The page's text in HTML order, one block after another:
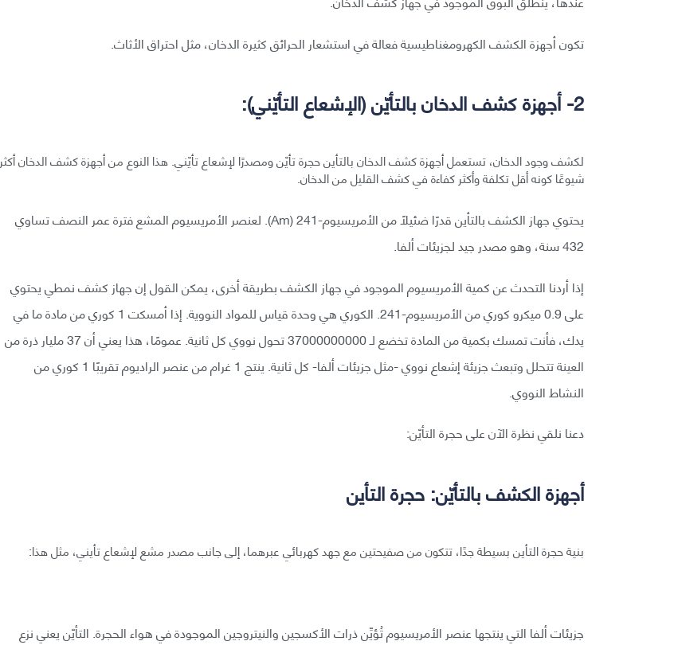
تكون أجهزة الكشف الكهرومغناطيسية فعالة في استشعار الحرائق كثيرة الدخان، مثل احتراق الأثاث.
2- أجهزة كشف الدخان بالتأيّن (الإشعاع التأيّني):
لكشف وجود الدخان، تستعمل أجهزة كشف الدخان بالتأين حجرة تأيّن ومصدرًا لإشعاع تأيّني. هذا النوع من أجهزة كشف الدخان أكثر
شيوعًا كونه أقل تكلفة وأكثر كفاءة في كشف القليل من الدخان.
يحتوي جهاز الكشف بالتأين قدرًا ضئيلًا من الأمريسيوم-241 (Am). لعنصر الأمريسيوم المشع فترة عمر النصف تساوي
432 سنة، وهو مصدر جيد لجزيئات ألفا.
إذا أردنا التحدث عن كمية الأمريسيوم الموجود في جهاز الكشف بطريقة أخرى، يمكن القول إن جهاز كشف نمطي يحتوي
على 0.9 ميكرو كوري من الأمريسيوم-241. الكوري هي وحدة قياس للمواد النووية. إذا أمسكت 1 كوري من مادة ما في
يدك، فأنت تمسك بكمية من المادة تخضع لـ 37000000000 تحول نووي كل ثانية. عمومًا، هذا يعني أن 37 مليار ذرة من
العينة تتحلل وتبعث جزيئة إشعاع نووي -مثل جزيئات ألفا- كل ثانية. ينتج 1 غرام من عنصر الراديوم تقريبًا 1 كوري من
النشاط النووي.
دعنا نلقي نظرة الآن على حجرة التأيّن:
أجهزة الكشف بالتأيّن: حجرة التأين
بنية حجرة التأين بسيطة جدًا، تتكون من صفيحتين مع جهد كهربائي عبرهما، إلى جانب مصدر مشع لإشعاع تأيني، مثل هذا:
جزيئات ألفا التي ينتجها عنصر الأمريسيوم تُؤيِّن ذرات الأكسجين والنيتروجين الموجودة في هواء الحجرة. التأيّن يعني نزع